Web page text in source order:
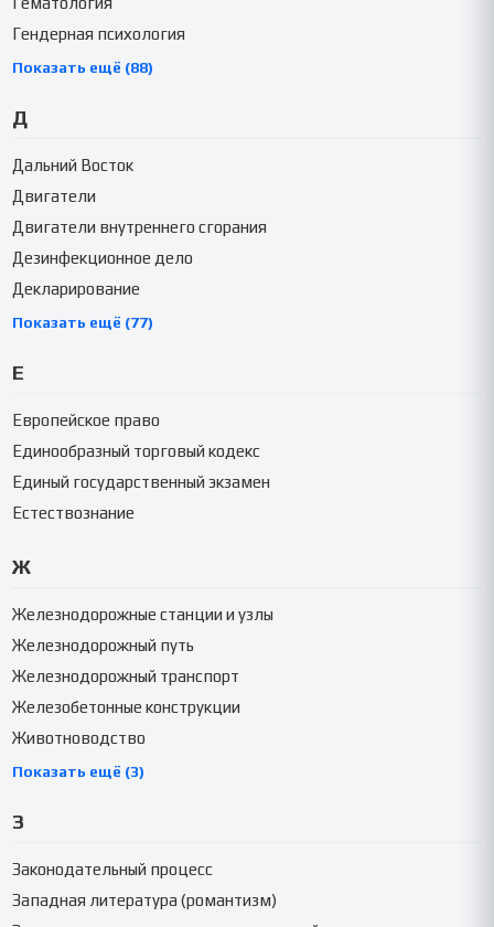
Гендерная психология
Показать ещё (88)
Д
Дальний Восток
Двигатели
Двигатели внутреннего сгорания
Дезинфекционное дело
Декларирование
Показать ещё (77)
Е
Европейское право
Единообразный торговый кодекс
Единый государственный экзамен
Естествознание
Ж
Железнодорожные станции и узлы
Железнодорожный путь
Железнодорожный транспорт
Железобетонные конструкции
Животноводство
Показать ещё (3)
З
Законодательный процесс
Западная литература (романтизм)